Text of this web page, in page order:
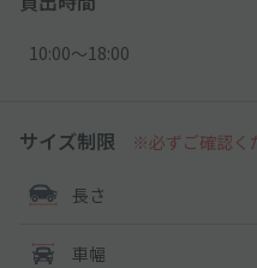
10:00〜18:00
サイズ制限 ※必ずご確認く
長さ
車幅